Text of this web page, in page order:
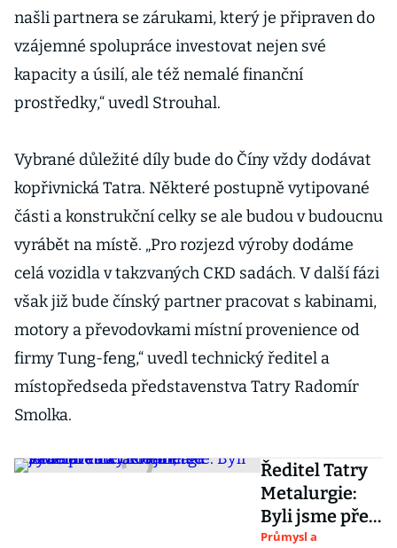
našli partnera se zárukami, který je připraven do
vzájemné spolupráce investovat nejen své
kapacity a úsilí, ale též nemalé finanční
prostředky,“ uvedl Strouhal.
Vybrané důležité díly bude do Číny vždy dodávat
kopřivnická Tatra. Některé postupně vytipované
části a konstrukční celky se ale budou v budoucnu
vyrábět na místě. „Pro rozjezd výroby dodáme
celá vozidla v takzvaných CKD sadách. V další fázi
však již bude čínský partner pracovat s kabinami,
motory a převodovkami místní provenience od
firmy Tung-feng,“ uvedl technický ředitel a
místopředseda představenstva Tatry Radomír
Smolka.
Ředitel Tatry
Metalurgie:
Byli jsme před
krachem, teď
Průmysl a